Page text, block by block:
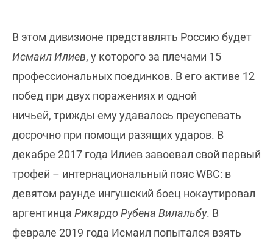
В этом дивизионе представлять Россию будет
Исмаил Илиев, у которого за плечами 15
профессиональных поединков. В его активе 12
побед при двух поражениях и одной
ничьей, трижды ему удавалось преуспевать
досрочно при помощи разящих ударов. В
декабре 2017 года Илиев завоевал свой первый
трофей – интернациональный пояс WBC: в
девятом раунде ингушский боец нокаутировал
аргентинца Рикардо Рубена Вилальбу. В
феврале 2019 года Исмаил попытался взять